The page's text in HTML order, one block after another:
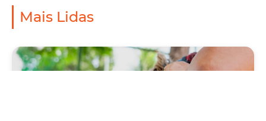
Mais Lidas